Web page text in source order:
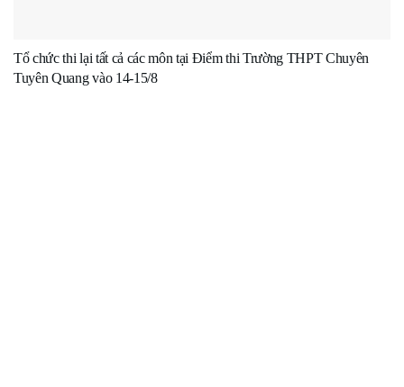
Tổ chức thi lại tất cả các môn tại Điểm thi Trường THPT Chuyên
Tuyên Quang vào 14-15/8